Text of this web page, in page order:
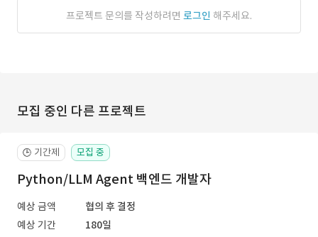
프로젝트 문의를 작성하려면 로그인 해주세요.
모집 중인 다른 프로젝트
🕒 기간제 모집 중
Python/LLM Agent 백엔드 개발자
예상 금액
협의 후 결정
예상 기간
180일